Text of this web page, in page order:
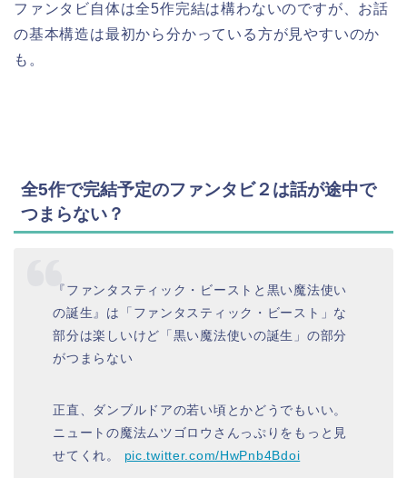
ファンタビ自体は全5作完結は構わないのですが、お話
の基本構造は最初から分かっている方が見やすいのか
も。
全5作で完結予定のファンタビ２は話が途中で
つまらない？
『ファンタスティック・ビーストと黒い魔法使い
の誕生』は「ファンタスティック・ビースト」な
部分は楽しいけど「黒い魔法使いの誕生」の部分
がつまらない
正直、ダンブルドアの若い頃とかどうでもいい。
ニュートの魔法ムツゴロウさんっぷりをもっと見
せてくれ。 pic.twitter.com/HwPnb4Bdoi